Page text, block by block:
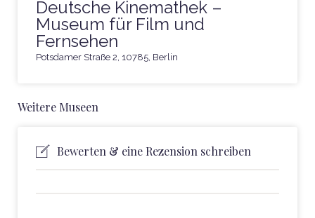
Deutsche Kinemathek –
Museum für Film und
Fernsehen
Potsdamer Straße 2, 10785, Berlin
Weitere Museen
Bewerten & eine Rezension schreiben